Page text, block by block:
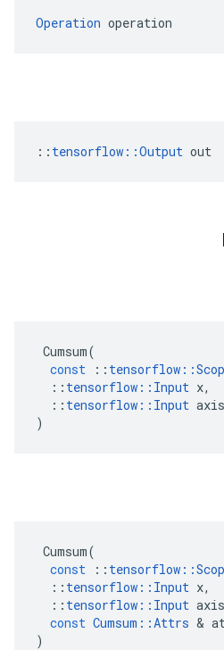
Operation operation
:: tensorflow::Output out
Cumsum(
const
:: tensorflow ::
:: tensorflow :: Input x,
:: tensorflow :: Input axis
)
Cumsum(
const
:: tensorflow ::
:: tensorflow :: Input x,
:: tensorflow :: Input axis
const Cumsum ::Attrs &
)